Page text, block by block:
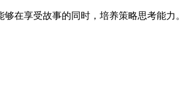
在享受故事的同时，培养策略思考能力。